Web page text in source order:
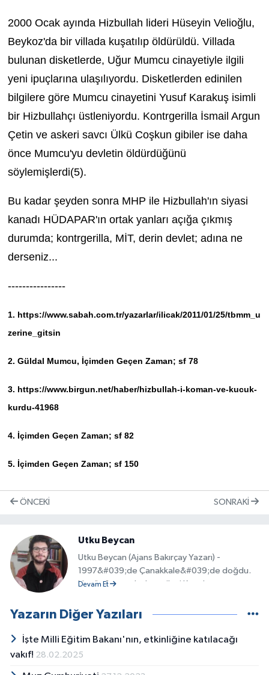
2000 Ocak ayında Hizbullah lideri Hüseyin Velioğlu,
Beykoz'da bir villada kuşatılıp öldürüldü. Villada
bulunan disketlerde, Uğur Mumcu cinayetiyle ilgili
yeni ipuçlarına ulaşılıyordu. Disketlerden edinilen
bilgilere göre Mumcu cinayetini Yusuf Karakuş isimli
bir Hizbullahçı üstleniyordu. Kontrgerilla İsmail Argun
Çetin ve askeri savcı Ülkü Coşkun gibiler ise daha
önce Mumcu'yu devletin öldürdüğünü
söylemişlerdi(5).
Bu kadar şeyden sonra MHP ile Hizbullah'ın siyasi
kanadı HÜDAPAR'ın ortak yanları açığa çıkmış
durumda; kontrgerilla, MİT, derin devlet; adına ne
derseniz...
----------------
1. https://www.sabah.com.tr/yazarlar/ilicak/2011/01/25/tbmm_u
zerine_gitsin
2. Güldal Mumcu, İçimden Geçen Zaman; sf 78
3. https://www.birgun.net/haber/hizbullah-i-koman-ve-kucuk-
kurdu-41968
4. İçimden Geçen Zaman; sf 82
5. İçimden Geçen Zaman; sf 150
ÖNCEKI SONRAKI
Utku Beycan
Utku Beycan (Ajans Bakırçay Yazarı) -
1997&#039;de Çanakkale&#039;de doğdu.
Henüz 1 yaşındayken ailesi Kozak,
TKP&#039;ye katıldı. 2015&#039;e kadar
öğretimini Osman Nuri Ersezgin İlköğretim
Okulu&#039;nda, Lise öğretimini 14 Eylül
Devam Et
Yazarın Diğer Yazıları
İşte Milli Eğitim Bakanı'nın, etkinliğine katılacağı
vakıf! 28.02.2025